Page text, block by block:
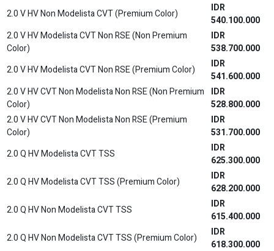
2.0 V HV Non Modelista CVT (Premium Color)
IDR
540.100.000
2.0 V HV Modelista CVT Non RSE (Non Premium
Color)
IDR
538.700.000
2.0 V HV Modelista CVT Non RSE (Premium Color)
IDR
541.600.000
2.0 V HV CVT Non Modelista Non RSE (Non Premium
Color)
IDR
528.800.000
2.0 V HV CVT Non Modelista Non RSE (Premium
Color)
IDR
531.700.000
2.0 Q HV Modelista CVT TSS
IDR
625.300.000
2.0 Q HV Modelista CVT TSS (Premium Color)
IDR
628.200.000
2.0 Q HV Non Modelista CVT TSS
IDR
615.400.000
2.0 Q HV Non Modelista CVT TSS (Premium Color)
IDR
618.300.000